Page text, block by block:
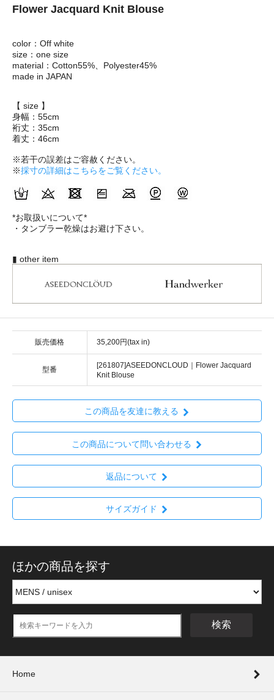
Flower Jacquard Knit Blouse
color：Off white
size：one size
material：Cotton55%、Polyester45%
made in JAPAN
【 size 】
身幅：55cm
裄丈：35cm
着丈：46cm
※若干の誤差はご容赦ください。
※採寸の詳細はこちらをご覧ください。
*お取扱いについて*
・タンブラー乾燥はお避け下さい。
▮ other item
販売価格 35,200円(tax in)
型番
[261807]ASEEDONCLOUD｜Flower Jacquard
Knit Blouse
この商品を友達に教える
この商品について問い合わせる
返品について
サイズガイド
ほかの商品を探す
検索
Home